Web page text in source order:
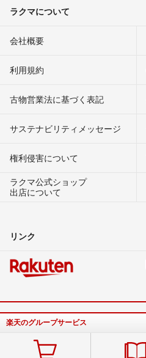
ラクマについて
会社概要
利用規約
古物営業法に基づく表記
サステナビリティメッセージ
権利侵害について
ラクマ公式ショップ
出店について
リンク
楽天のグループサービス